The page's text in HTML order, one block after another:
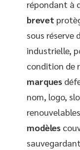
répondant à
brevet
sous réserve
industrielle,
condition de
marques
nom, logo,
modèles